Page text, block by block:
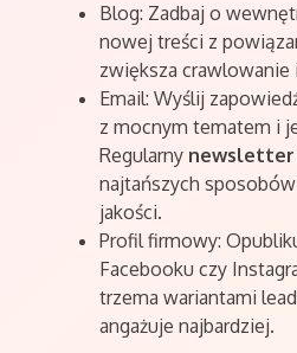
Blog: Zadbaj o
nowej treści z
zwiększa crawlowanie
Email: Wyślij
z mocnym tematem i
Regularny newsletter
najtańszych
jakości.
Profil firmowy:
Facebooku czy
trzema wariantami
angażuje najbardziej.